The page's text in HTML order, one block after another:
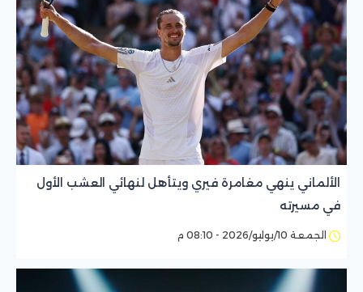
الألماني ينهي مغامرة فيري ويتأهل لنهائي العشب الأول
في مسيرته
الجمعة 10/يوليو/2026 - 08:10 م